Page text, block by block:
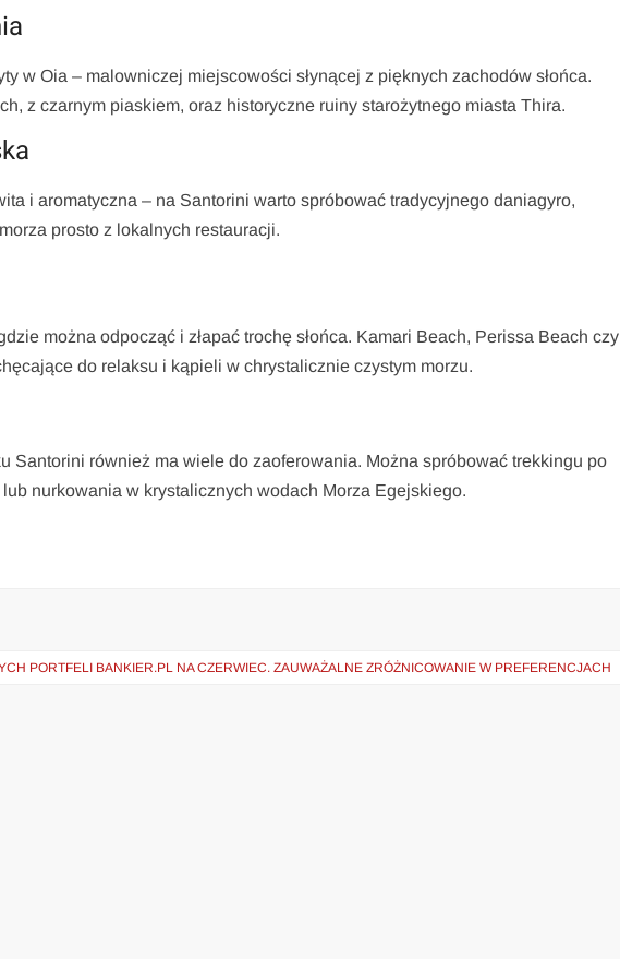
w Oia – malowniczej miejscowości słynącej z pięknych zachodów słońca.
z czarnym piaskiem, oraz historyczne ruiny starożytnego miasta Thira.
i aromatyczna – na Santorini warto spróbować tradycyjnego daniagyro,
prosto z lokalnych restauracji.
można odpocząć i złapać trochę słońca. Kamari Beach, Perissa Beach czy
do relaksu i kąpieli w chrystalicznie czystym morzu.
Santorini również ma wiele do zaoferowania. Można spróbować trekkingu po
nurkowania w krystalicznych wodach Morza Egejskiego.
PORTFELI BANKIER.PL NA CZERWIEC. ZAUWAŻALNE ZRÓŻNICOWANIE W PREFERENCJACH